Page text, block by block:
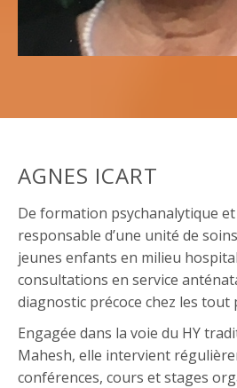
AGNES ICART
De formation psychanalytique
responsable d’une unité de
jeunes enfants en milieu
consultations en service
diagnostic précoce chez les tout
Engagée dans la voie du HY
Mahesh, elle intervient
conférences, cours et stages